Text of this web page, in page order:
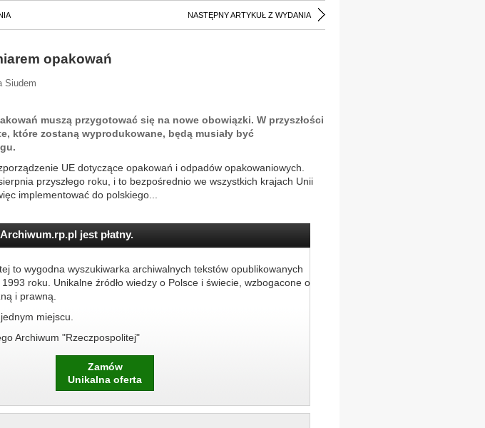
NASTĘPNY ARTYKUŁ Z WYDANIA
opakowań
Siudem
muszą przygotować się na nowe obowiązki. W przyszłości
które zostaną wyprodukowane, będą musiały być
UE dotyczące opakowań i odpadów opakowaniowych.
przyszłego roku, i to bezpośrednio we wszystkich krajach Unii
implementować do polskiego...
jest płatny.
to wygodna wyszukiwarka archiwalnych tekstów opublikowanych
roku. Unikalne źródło wiedzy o Polsce i świecie, wzbogacone o
i prawną.
miejscu.
Archiwum "Rzeczpospolitej"
Zamów
Unikalna oferta